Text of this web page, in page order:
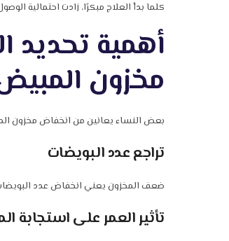
كلما بدأ العلاج مبكرًا، زادت احتمالية
أهمية تحديد
مخزون
بعض النساء يعانين من انخفاض مخزون
تراجع عدد البويضات
ضعف المخزون يعني انخفاض عدد
تأثير العمر على استجابة